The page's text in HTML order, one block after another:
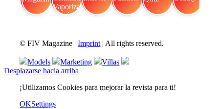
© FIV Magazine |Imprint| All rights reserved.
Models Marketing
Villas
Desplazarse hacia arriba
¡Utilizamos Cookies para mejorar la revista para ti!
OKSettings